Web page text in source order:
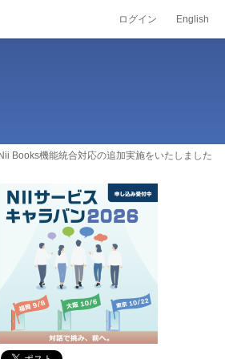
ログイン English
Books機能統合対応の追加実施をいたしました